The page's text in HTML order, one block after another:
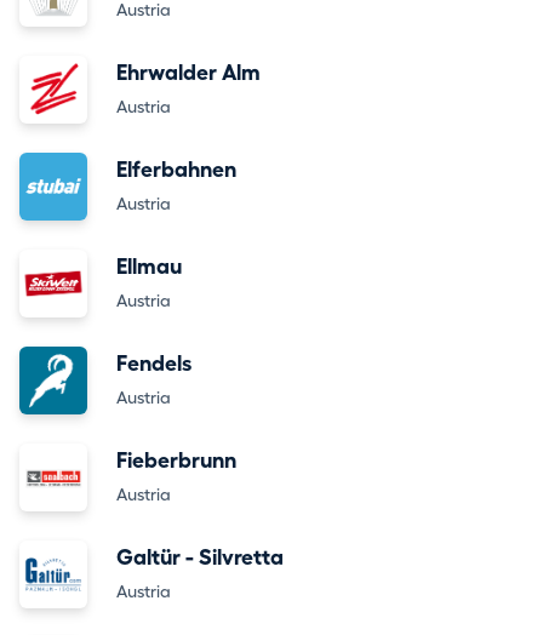
Austria
Ehrwalder Alm
Austria
Elferbahnen
Austria
Ellmau
Austria
Fendels
Austria
Fieberbrunn
Austria
Galtür - Silvretta
Austria